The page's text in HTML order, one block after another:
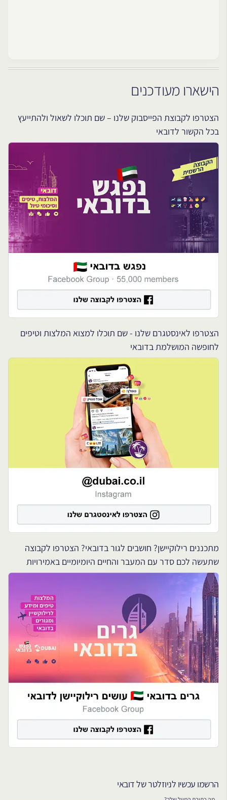
הישארו מעודכנים
הצטרפו לקבוצת הפייסבוק שלנו – שם תוכלו לשאול ולהתייעץ
בכל הקשור לדובאי
הצטרפו לאינסטגרם שלנו - שם תוכלו למצוא המלצות וטיפים
לחופשה המושלמת בדובאי
מתכננים רילוקיישן? חושבים לגור בדובאי? הצטרפו לקבוצה
שתעשה לכם סדר עם המעבר והחיים היומיומיים באמירויות
הרשמו עכשיו לניוזלטר של דובאי